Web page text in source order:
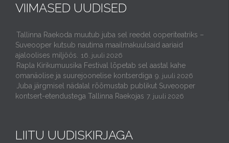
VIIMASED UUDISED
Tallinna Raekoda muutub juba sel reedel ooperiteatriks –
Suveooper kutsub nautima maailmakuulsaid aariaid
ajaloolises miljöös.
16. juuli 2026
Rapla Kirikumuusika Festival lõpetab sel aastal kahe
omanäolise ja suurejoonelise kontserdiga 9. juuli 2026
Juba järgmisel nädalal rõõmustab publikut Suveooper
kontsert-etendustega Tallinna Raekojas 7. juuli 2026
LIITU UUDISKIRJAGA